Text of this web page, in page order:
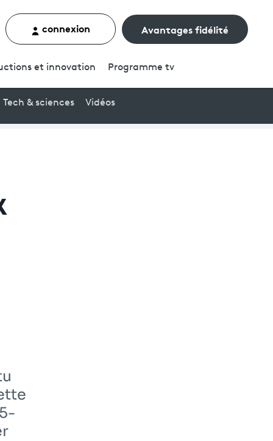
un contenu
connexion Avantages fidélité
et innovation Programme tv
Tech & sciences Vidéos